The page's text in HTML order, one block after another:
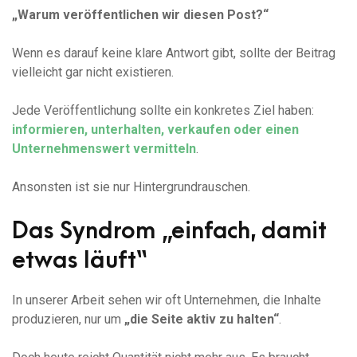
„Warum veröffentlichen wir diesen Post?“
Wenn es darauf keine klare Antwort gibt, sollte der Beitrag
vielleicht gar nicht existieren.
Jede Veröffentlichung sollte ein konkretes Ziel haben:
informieren, unterhalten, verkaufen oder einen
Unternehmenswert vermitteln.
Ansonsten ist sie nur Hintergrundrauschen.
Das Syndrom „einfach, damit
etwas läuft“
In unserer Arbeit sehen wir oft Unternehmen, die Inhalte
produzieren, nur um „die Seite aktiv zu halten“.